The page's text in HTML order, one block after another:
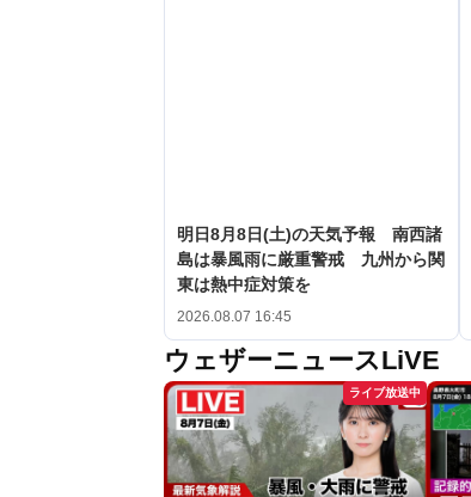
明日8月8日(土)の天気予報 南西諸
島は暴風雨に厳重警戒 九州から関
東は熱中症対策を
2026.08.07 16:45
ウェザーニュースLiVE
ライブ放送中